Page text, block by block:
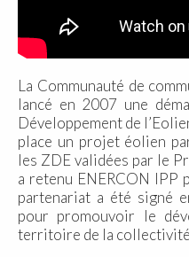
La Communauté de
lancé en 2007 une
Développement de
place un projet éolien
les ZDE validées par le
a retenu ENERCON IPP
partenariat a été signé
pour promouvoir le
territoire de la